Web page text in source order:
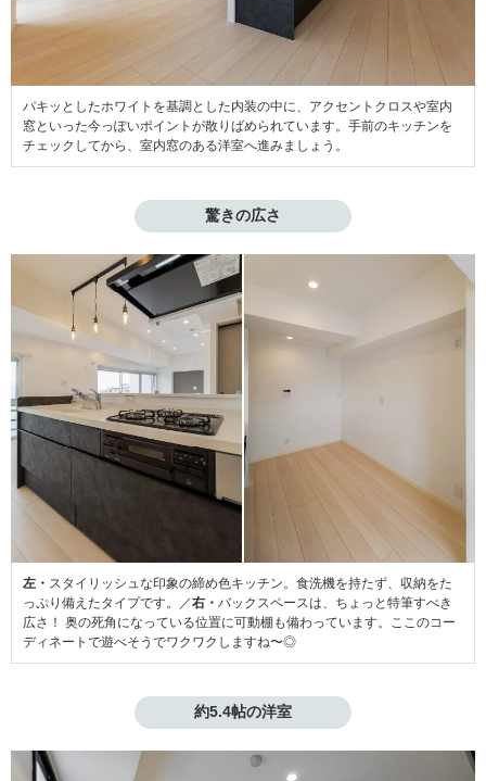
パキッとしたホワイトを基調とした内装の中に、アクセントクロスや室内
窓といった今っぽいポイントが散りばめられています。手前のキッチンを
チェックしてから、室内窓のある洋室へ進みましょう。
驚きの広さ
左・ スタイリッシュな印象の締め色キッチン。食洗機を持たず、収納をた
っぷり備えたタイプです。／右・ バックスペースは、ちょっと特筆すべき
広さ！ 奥の死角になっている位置に可動棚も備わっています。ここのコー
ディネートで遊べそうでワクワクしますね〜◎
約5.4帖の洋室